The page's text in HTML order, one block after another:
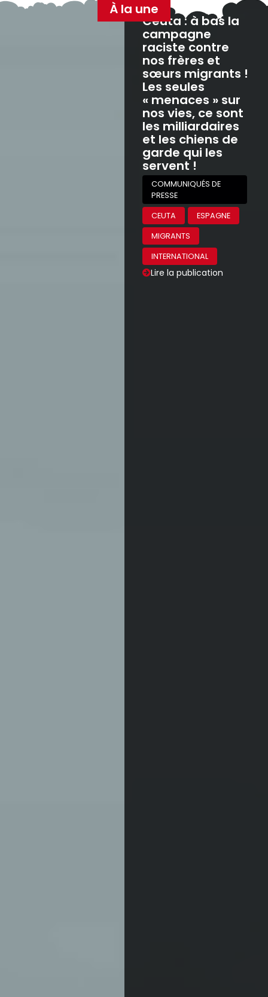
À la une
Ceuta : à bas la
campagne
raciste contre
nos frères et
sœurs migrants !
Les seules
« menaces » sur
nos vies, ce sont
les milliardaires
et les chiens de
garde qui les
servent !
COMMUNIQUÉS DE
PRESSE
CEUTA
ESPAGNE
MIGRANTS
INTERNATIONAL
Lire la publication